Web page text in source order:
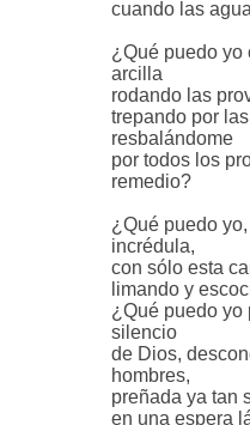
cuando las
¿Qué puedo yo
arcilla
rodando las
trepando por
resbalándome
por todos los
remedio?
¿Qué puedo
incrédula,
con sólo esta
limando y
¿Qué puedo yo
silencio
de Dios,
hombres,
preñada ya tan
en una espera